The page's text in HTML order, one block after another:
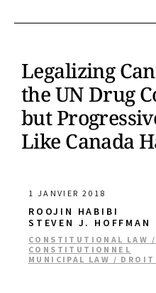
Legalizing
the UN Drug
but
Like Canada
1 JANVIER 2018
ROOJIN HABIBI
STEVEN J. HOFFMAN
CONSTITUTIONAL LAW
CONSTITUTIONNEL
MUNICIPAL LAW /